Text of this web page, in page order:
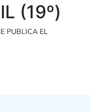
(19º)
PUBLICA EL